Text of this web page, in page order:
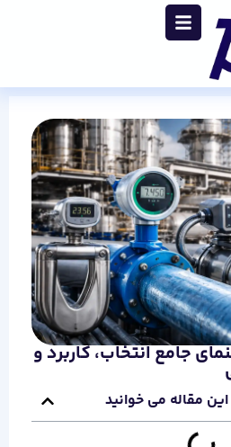
جامع انتخاب، کاربرد و
مقاله می خوانید